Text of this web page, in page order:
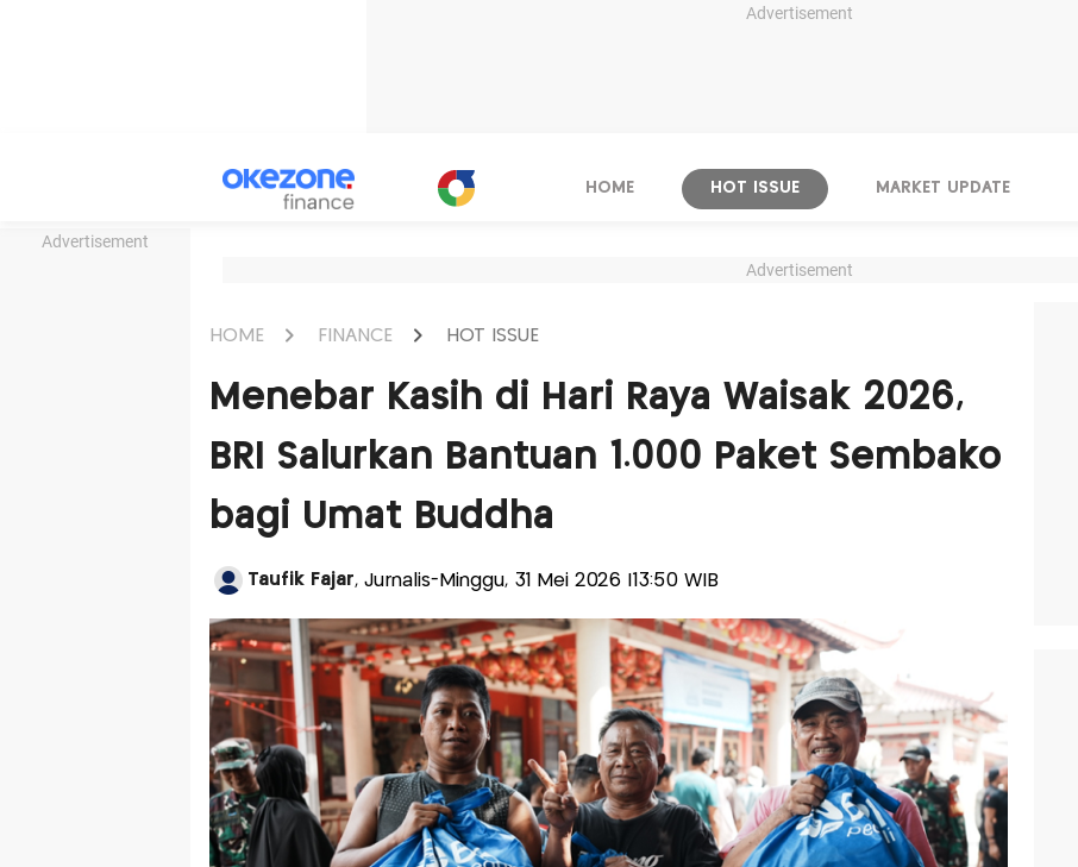
Advertisement
Advertisement
HOME HOT ISSUE MARKET UPDATE
Advertisement
HOME FINANCE HOT ISSUE
Menebar Kasih di Hari Raya Waisak 2026,
BRI Salurkan Bantuan 1.000 Paket Sembako
bagi Umat Buddha
Taufik Fajar, Jurnalis-Minggu, 31 Mei 2026 |13:50 WIB